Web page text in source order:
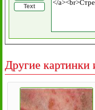
Text
Другие картинки